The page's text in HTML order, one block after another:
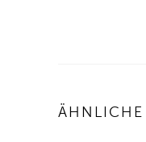
ÄHNLICHE